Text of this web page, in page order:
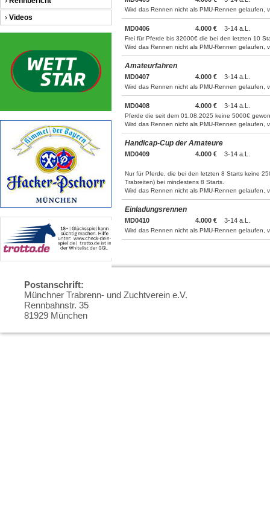
› Videos
Wird das Rennen nicht als PMU-Rennen gelaufen,
MD0406 4.000 € 3-14 a.L.
Frei für Pferde bis 32000€ die bei den letzten 10
Wird das Rennen nicht als PMU-Rennen gelaufen,
Amateurfahren
MD0407 4.000 € 3-14 a.L.
Wird das Rennen nicht als PMU-Rennen gelaufen,
MD0408 4.000 € 3-14 a.L.
Pferde die seit dem 01.08.2025 keine 5000€
Wird das Rennen nicht als PMU-Rennen gelaufen,
Handicap-Cup der Amateure
MD0409 4.000 € 3-14 a.L.
Nur für Pferde, die bei den letzten 8 Starts keine
Trabreiten) bei mindestens 8 Starts.
Wird das Rennen nicht als PMU-Rennen gelaufen,
Einladungsrennen
MD0410 4.000 € 3-14 a.L.
Wird das Rennen nicht als PMU-Rennen gelaufen,
Postanschrift:
Münchner Trabrenn- und Zuchtverein e.V.
Rennbahnstr. 35
81929 München